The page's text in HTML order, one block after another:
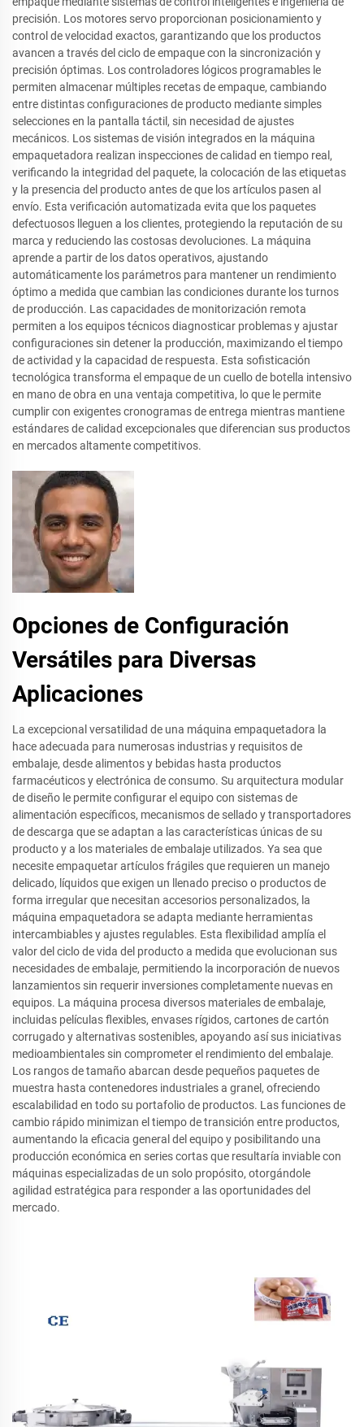
precisión. Los motores servo proporcionan posicionamiento y
control de velocidad exactos, garantizando que los productos
avancen a través del ciclo de empaque con la sincronización y
precisión óptimas. Los controladores lógicos programables le
permiten almacenar múltiples recetas de empaque, cambiando
entre distintas configuraciones de producto mediante simples
selecciones en la pantalla táctil, sin necesidad de ajustes
mecánicos. Los sistemas de visión integrados en la máquina
empaquetadora realizan inspecciones de calidad en tiempo real,
verificando la integridad del paquete, la colocación de las etiquetas
y la presencia del producto antes de que los artículos pasen al
envío. Esta verificación automatizada evita que los paquetes
defectuosos lleguen a los clientes, protegiendo la reputación de su
marca y reduciendo las costosas devoluciones. La máquina
aprende a partir de los datos operativos, ajustando
automáticamente los parámetros para mantener un rendimiento
óptimo a medida que cambian las condiciones durante los turnos
de producción. Las capacidades de monitorización remota
permiten a los equipos técnicos diagnosticar problemas y ajustar
configuraciones sin detener la producción, maximizando el tiempo
de actividad y la capacidad de respuesta. Esta sofisticación
tecnológica transforma el empaque de un cuello de botella intensivo
en mano de obra en una ventaja competitiva, lo que le permite
cumplir con exigentes cronogramas de entrega mientras mantiene
estándares de calidad excepcionales que diferencian sus productos
en mercados altamente competitivos.
Opciones de Configuración
Versátiles para Diversas
Aplicaciones
La excepcional versatilidad de una máquina empaquetadora la
hace adecuada para numerosas industrias y requisitos de
embalaje, desde alimentos y bebidas hasta productos
farmacéuticos y electrónica de consumo. Su arquitectura modular
de diseño le permite configurar el equipo con sistemas de
alimentación específicos, mecanismos de sellado y transportadores
de descarga que se adaptan a las características únicas de su
producto y a los materiales de embalaje utilizados. Ya sea que
necesite empaquetar artículos frágiles que requieren un manejo
delicado, líquidos que exigen un llenado preciso o productos de
forma irregular que necesitan accesorios personalizados, la
máquina empaquetadora se adapta mediante herramientas
intercambiables y ajustes regulables. Esta flexibilidad amplía el
valor del ciclo de vida del producto a medida que evolucionan sus
necesidades de embalaje, permitiendo la incorporación de nuevos
lanzamientos sin requerir inversiones completamente nuevas en
equipos. La máquina procesa diversos materiales de embalaje,
incluidas películas flexibles, envases rígidos, cartones de cartón
corrugado y alternativas sostenibles, apoyando así sus iniciativas
medioambientales sin comprometer el rendimiento del embalaje.
Los rangos de tamaño abarcan desde pequeños paquetes de
muestra hasta contenedores industriales a granel, ofreciendo
escalabilidad en todo su portafolio de productos. Las funciones de
cambio rápido minimizan el tiempo de transición entre productos,
aumentando la eficacia general del equipo y posibilitando una
producción económica en series cortas que resultaría inviable con
máquinas especializadas de un solo propósito, otorgándole
agilidad estratégica para responder a las oportunidades del
mercado.